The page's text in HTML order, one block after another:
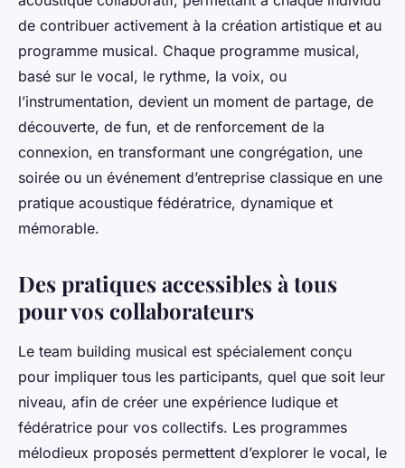
de contribuer activement à la création artistique et au
programme musical. Chaque programme musical,
basé sur le vocal, le rythme, la voix, ou
l’instrumentation, devient un moment de partage, de
découverte, de fun, et de renforcement de la
connexion, en transformant une congrégation, une
soirée ou un événement d’entreprise classique en une
pratique acoustique fédératrice, dynamique et
mémorable.
Des pratiques accessibles à tous
pour vos collaborateurs
Le team building musical est spécialement conçu
pour impliquer tous les participants, quel que soit leur
niveau, afin de créer une expérience ludique et
fédératrice pour vos collectifs. Les programmes
mélodieux proposés permettent d’explorer le vocal, le